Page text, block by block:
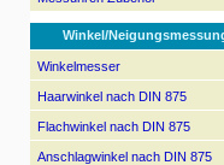
Winkel/
Winkelmesser
Haarwinkel nach DIN 875
Flachwinkel nach DIN 875
Anschlagwinkel nach DIN 875